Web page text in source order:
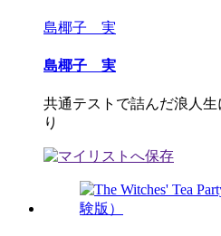
島椰子 実
島椰子 実
共通テストで詰んだ浪人
り